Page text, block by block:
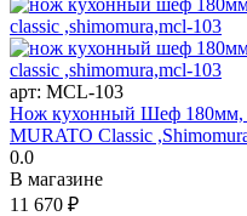
арт: MCL-103
Нож кухонный Шеф 180мм,
MURATO Classic
0.0
В магазине
11 670 ₽